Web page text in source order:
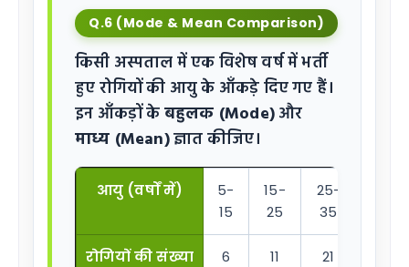
Q.6 (Mode & Mean Comparison)
किसी अस्पताल में एक विशेष वर्ष में भर्ती
हुए रोगियों की आयु के आँकड़े दिए गए हैं।
इन आँकड़ों केबहुलक (Mode)और
माध्य (Mean)ज्ञात कीजिए।
आयु (वर्षों में)
5-
15
15-
25
25-
35
रोगियों की संख्या 6 11 21